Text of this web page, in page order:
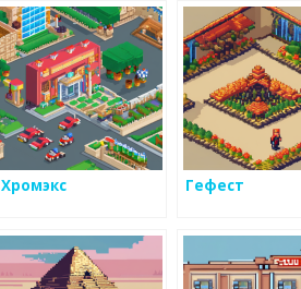
Хромэкс Гефест